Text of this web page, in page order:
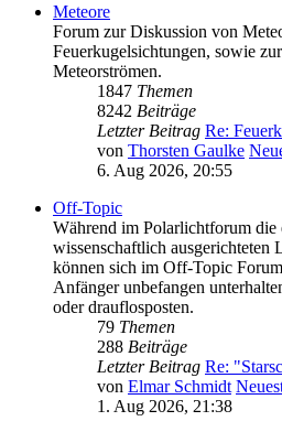
Meteore
Forum zur Diskussion von
Feuerkugelsichtungen, sowie
Meteorströmen.
1847 Themen
8242 Beiträge
Letzter Beitrag Re:
von Thorsten Gaulke
6. Aug 2026, 20:55
Off-Topic
Während im Polarlichtforum die
wissenschaftlich ausgerichteten
können sich im Off-Topic
Anfänger unbefangen
oder drauflosposten.
79 Themen
288 Beiträge
Letzter Beitrag Re:
von Elmar Schmidt
1. Aug 2026, 21:38